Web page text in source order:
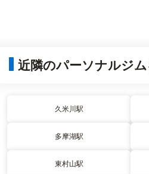
近隣のパーソナルジ
久米川駅
多摩湖駅
東村山駅